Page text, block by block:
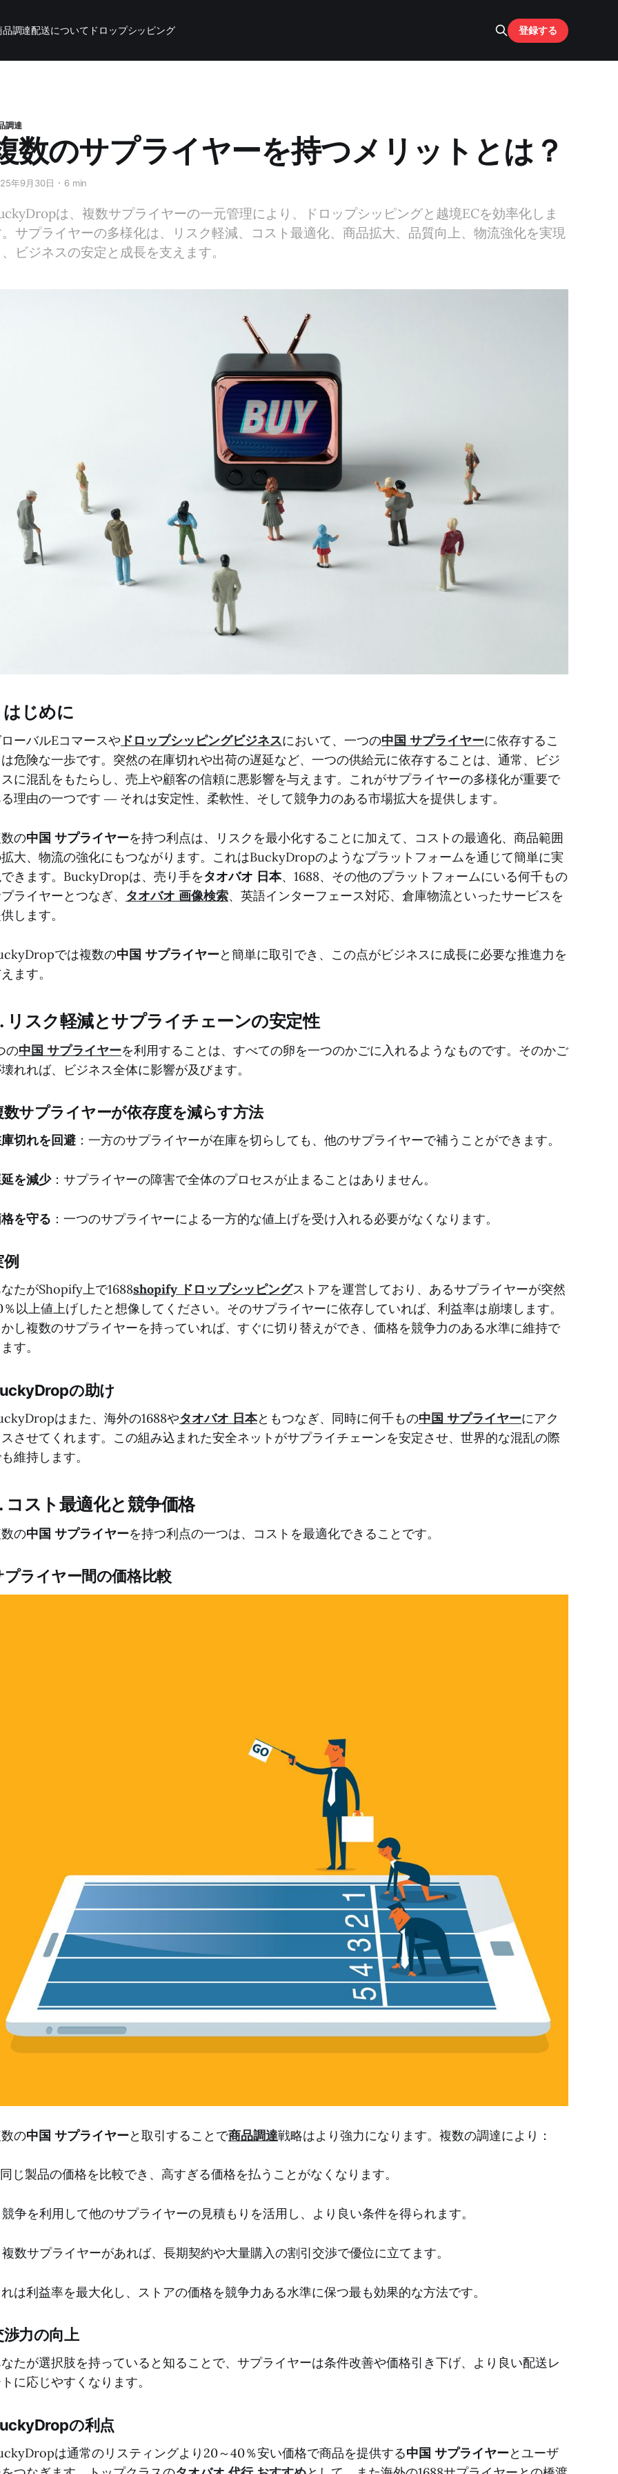
品調達配送について ドロップシッピング 登録する
調達
数のサプライヤーを持つメリットとは？
年9月30日 6 min
は、複数サプライヤーの一元管理により、ドロップシッピングと越境ECを効率化しま
サプライヤーの多様化は、リスク軽減、コスト最適化、商品拡大、品質向上、物流強化を実現
ビジネスの安定と成長を支えます。
はじめに
ーバルEコマースや ドロップシッピングビジネスにおいて、一つの中国 サプライヤーに依存するこ
危険な一歩です。突然の在庫切れや出荷の遅延など、一つの供給元に依存することは、通常、ビジ
に混乱をもたらし、売上や顧客の信頼に悪影響を与えます。これがサプライヤーの多様化が重要で
理由の一つです ― それは安定性、柔軟性、そして競争力のある市場拡大を提供します。
の中国 サプライヤーを持つ利点は、リスクを最小化することに加えて、コストの最適化、商品範囲
大、物流の強化にもつながります。これはBuckyDropのようなプラットフォームを通じて簡単に実
きます。BuckyDropは、売り手をタオバオ 日本、1688、その他のプラットフォームにいる何千もの
ライヤーとつなぎ、 タオバオ 画像検索、英語インターフェース対応、倉庫物流といったサービスを
します。
では複数の中国 サプライヤーと簡単に取引でき、この点がビジネスに成長に必要な推進力を
ます。
リスク軽減とサプライチェーンの安定性
の中国 サプライヤーを利用することは、すべての卵を一つのかごに入れるようなものです。そのかご
れれば、ビジネス全体に影響が及びます。
数サプライヤーが依存度を減らす方法
切れを回避 ：一方のサプライヤーが在庫を切らしても、他のサプライヤーで補うことができます。
を減少：サプライヤーの障害で全体のプロセスが止まることはありません。
を守る ：一つのサプライヤーによる一方的な値上げを受け入れる必要がなくなります。
たがShopify上で1688shopify ドロップシッピングストアを運営しており、あるサプライヤーが突然
以上値上げしたと想像してください。そのサプライヤーに依存していれば、利益率は崩壊します。
し複数のサプライヤーを持っていれば、すぐに切り替えができ、価格を競争力のある水準に維持で
す。
の助け
はまた、海外の1688やタオバオ 日本ともつなぎ、同時に何千もの中国 サプライヤーにアク
させてくれます。この組み込まれた安全ネットがサプライチェーンを安定させ、世界的な混乱の際
維持します。
コスト最適化と競争価格
の中国 サプライヤーを持つ利点の一つは、コストを最適化できることです。
プライヤー間の価格比較
の中国 サプライヤーと取引することで商品調達戦略はより強力になります。複数の調達により：
じ製品の価格を比較でき、高すぎる価格を払うことがなくなります。
争を利用して他のサプライヤーの見積もりを活用し、より良い条件を得られます。
数サプライヤーがあれば、長期契約や大量購入の割引交渉で優位に立てます。
は利益率を最大化し、ストアの価格を競争力ある水準に保つ最も効果的な方法です。
渉力の向上
たが選択肢を持っていると知ることで、サプライヤーは条件改善や価格引き下げ、より良い配送レ
に応じやすくなります。
の利点
は通常のリスティングより20～40％安い価格で商品を提供する中国 サプライヤーとユーザ